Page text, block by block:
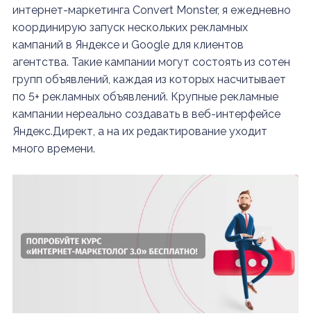
интернет-маркетинга Convert Monster, я ежедневно
координирую запуск нескольких рекламных
кампаний в Яндексе и Google для клиентов
агентства. Такие кампании могут состоять из сотен
групп объявлений, каждая из которых насчитывает
по 5+ рекламных объявлений. Крупные рекламные
кампании нереально создавать в веб-интерфейсе
Яндекс.Директ, а на их редактирование уходит
много времени.